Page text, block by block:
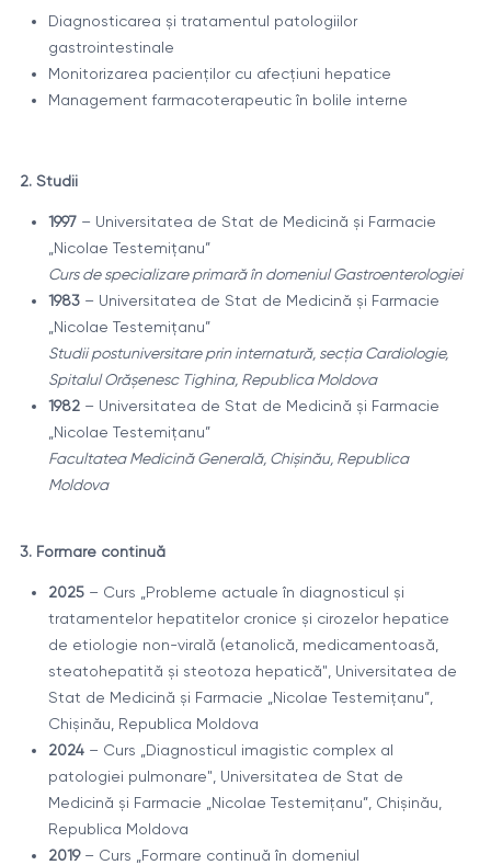
Diagnosticarea și tratamentul patologiilor
gastrointestinale
Monitorizarea pacienților cu afecțiuni hepatice
Management farmacoterapeutic în bolile interne
2. Studii
1997– Universitatea de Stat de Medicină și Farmacie
„Nicolae Testemițanu”
Curs de specializare primară în domeniul Gastroenterologiei
1983– Universitatea de Stat de Medicină și Farmacie
„Nicolae Testemițanu”
Studii postuniversitare prin internatură, secția Cardiologie,
Spitalul Orășenesc Tighina, Republica Moldova
1982– Universitatea de Stat de Medicină și Farmacie
„Nicolae Testemițanu”
Facultatea Medicină Generală, Chișinău, Republica
Moldova
3. Formare continuă
2025– Curs „Probleme actuale în diagnosticul și
tratamentelor hepatitelor cronice și cirozelor hepatice
de etiologie non-virală (etanolică, medicamentoasă,
steatohepatită și steotoza hepatică", Universitatea de
Stat de Medicină și Farmacie „Nicolae Testemițanu”,
Chișinău, Republica Moldova
2024– Curs „Diagnosticul imagistic complex al
patologiei pulmonare", Universitatea de Stat de
Medicină și Farmacie „Nicolae Testemițanu”, Chișinău,
Republica Moldova
2019– Curs „Formare continuă în domeniul